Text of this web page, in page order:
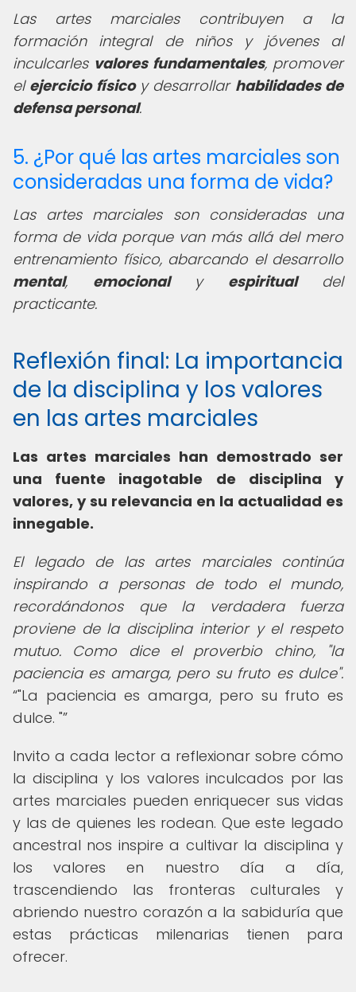
Las artes marciales contribuyen a la
formación integral de niños y jóvenes al
inculcarles valores fundamentales, promover
el ejercicio físicoy desarrollar habilidades de
defensa personal.
5. ¿Por qué las artes marciales son
consideradas una forma de vida?
Las artes marciales son consideradas una
forma de vida porque van más allá del mero
entrenamiento físico, abarcando el desarrollo
mental, emocionaly espiritualdel
practicante.
Reflexión final: La importancia
de la disciplina y los valores
en las artes marciales
Las artes marciales han demostrado ser
una fuente inagotable de disciplina y
valores, y su relevancia en la actualidad es
innegable.
El legado de las artes marciales continúa
inspirando a personas de todo el mundo,
recordándonos que la verdadera fuerza
proviene de la disciplina interior y el respeto
mutuo. Como dice el proverbio chino, "la
paciencia es amarga, pero su fruto es dulce".
"La paciencia es amarga, pero su fruto es
dulce. "
Invito a cada lector a reflexionar sobre cómo
la disciplina y los valores inculcados por las
artes marciales pueden enriquecer sus vidas
y las de quienes les rodean. Que este legado
ancestral nos inspire a cultivar la disciplina y
los valores en nuestro día a día,
trascendiendo las fronteras culturales y
abriendo nuestro corazón a la sabiduría que
estas prácticas milenarias tienen para
ofrecer.